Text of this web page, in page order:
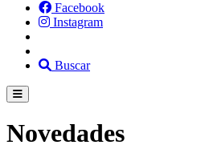
Facebook
Instagram
Buscar
Novedades